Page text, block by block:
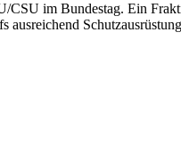
im Bundestag. Ein
ausreichend